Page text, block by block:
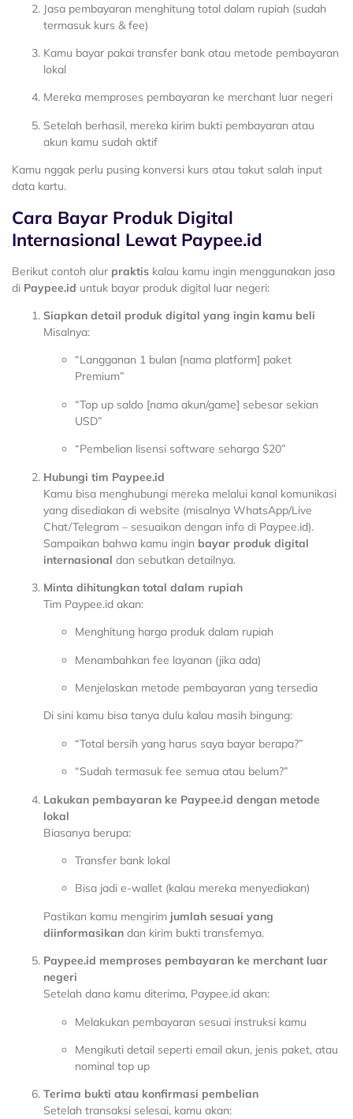
Jasa pembayaran menghitung total dalam rupiah (sudah
termasuk kurs & fee)
Kamu bayar pakai transfer bank atau metode pembayaran
lokal
Mereka memproses pembayaran ke merchant luar negeri
Setelah berhasil, mereka kirim bukti pembayaran atau
akun kamu sudah aktif
Kamu nggak perlu pusing konversi kurs atau takut salah input
data kartu.
Cara Bayar Produk Digital
Internasional Lewat Paypee.id
Berikut contoh alur praktis kalau kamu ingin menggunakan jasa
di Paypee.id untuk bayar produk digital luar negeri:
Siapkan detail produk digital yang ingin kamu beli
Misalnya:
“Langganan 1 bulan [nama platform] paket
Premium”
“Top up saldo [nama akun/game] sebesar sekian
USD”
“Pembelian lisensi software seharga $20”
Hubungi tim Paypee.id
Kamu bisa menghubungi mereka melalui kanal komunikasi
yang disediakan di website (misalnya WhatsApp/Live
Chat/Telegram – sesuaikan dengan info di Paypee.id).
Sampaikan bahwa kamu ingin bayar produk digital
internasional dan sebutkan detailnya.
Minta dihitungkan total dalam rupiah
Tim Paypee.id akan:
Menghitung harga produk dalam rupiah
Menambahkan fee layanan (jika ada)
Menjelaskan metode pembayaran yang tersedia
Di sini kamu bisa tanya dulu kalau masih bingung:
“Total bersih yang harus saya bayar berapa?”
“Sudah termasuk fee semua atau belum?”
Lakukan pembayaran ke Paypee.id dengan metode
lokal
Biasanya berupa:
Transfer bank lokal
Bisa jadi e-wallet (kalau mereka menyediakan)
Pastikan kamu mengirim jumlah sesuai yang
diinformasikan dan kirim bukti transfernya.
Paypee.id memproses pembayaran ke merchant luar
negeri
Setelah dana kamu diterima, Paypee.id akan:
Melakukan pembayaran sesuai instruksi kamu
Mengikuti detail seperti email akun, jenis paket, atau
nominal top up
Terima bukti atau konfirmasi pembelian
Setelah transaksi selesai, kamu akan: